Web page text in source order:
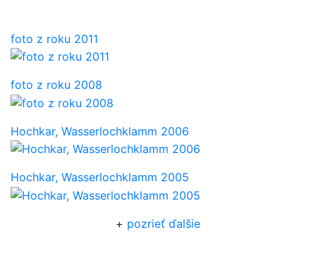
foto z roku 2011
foto z roku 2008
Hochkar, Wasserlochklamm 2006
Hochkar, Wasserlochklamm 2005
+ pozrieť ďalšie